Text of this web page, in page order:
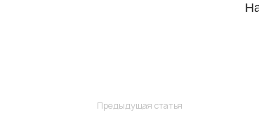
Предыдущая статья